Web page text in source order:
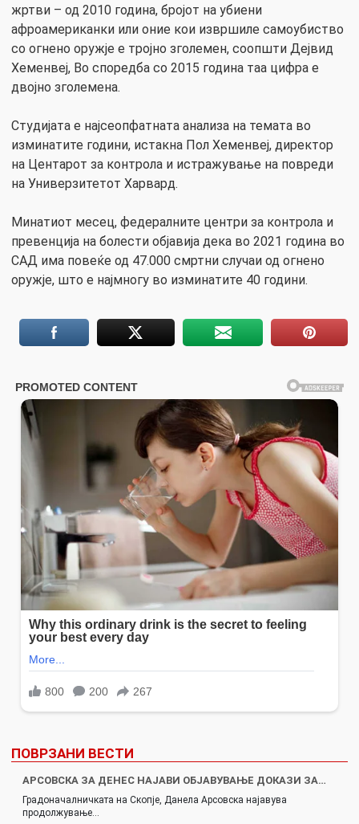
жртви – од 2010 година, бројот на убиени
афроамериканки или оние кои извршиле самоубиство
со огнено оружје е тројно зголемен, соопшти Дејвид
Хеменвеј, Во споредба со 2015 година таа цифра е
двојно зголемена.
Студијата е најсеопфатната анализа на темата во
изминатите години, истакна Пол Хеменвеј, директор
на Центарот за контрола и истражување на повреди
на Универзитетот Харвард.
Минатиот месец, федералните центри за контрола и
превенција на болести објавија дека во 2021 година во
САД има повеќе од 47.000 смртни случаи од огнено
оружје, што е најмногу во изминатите 40 години.
ПОВРЗАНИ ВЕСТИ
АРСОВСКА ЗА ДЕНЕС НАЈАВИ ОБЈАВУВАЊЕ ДОКАЗИ ЗА…
Градоначалничката на Скопје, Данела Арсовска најавува
продолжување…